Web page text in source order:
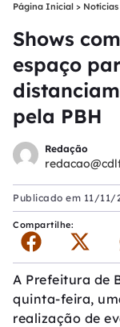
Página Inicial > Notícias
Shows
espaço
pela PBH
Redação
Publicado em 11/11/
Compartilhe:
A Prefeitura de
quinta-feira,
realização de